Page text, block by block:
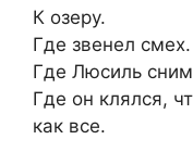
К озеру.
Где звенел смех.
Где Люсиль
Где он клялся,
как все.